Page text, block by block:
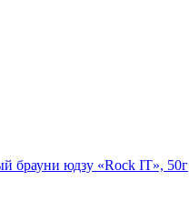
брауни юдзу «Rock IT», 50г